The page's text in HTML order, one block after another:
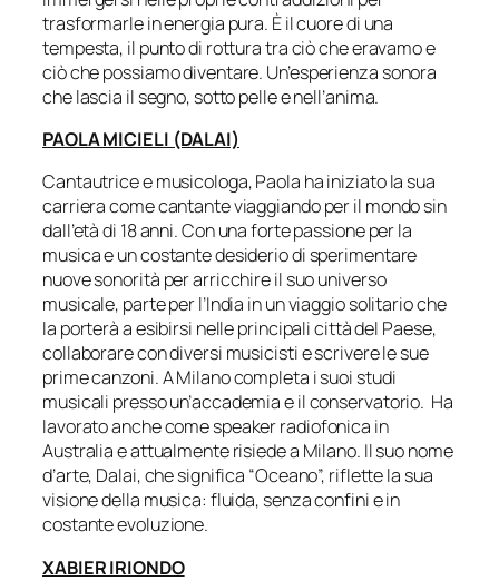
trasformarle in energia pura. È il cuore di una
tempesta, il punto di rottura tra ciò che eravamo e
ciò che possiamo diventare. Un’esperienza sonora
che lascia il segno, sotto pelle e nell’anima.
PAOLA MICIELI (DALAI)
Cantautrice e musicologa, Paola ha iniziato la sua
carriera come cantante viaggiando per il mondo sin
dall’età di 18 anni. Con una forte passione per la
musica e un costante desiderio di sperimentare
nuove sonorità per arricchire il suo universo
musicale, parte per l’India in un viaggio solitario che
la porterà a esibirsi nelle principali città del Paese,
collaborare con diversi musicisti e scrivere le sue
prime canzoni. A Milano completa i suoi studi
musicali presso un’accademia e il conservatorio. Ha
lavorato anche come speaker radiofonica in
Australia e attualmente risiede a Milano. Il suo nome
d’arte, Dalai, che significa “Oceano”, riflette la sua
visione della musica: fluida, senza confini e in
costante evoluzione.
XABIER IRIONDO